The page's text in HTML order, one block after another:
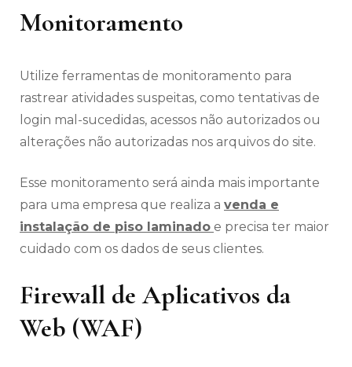
Monitoramento
Utilize ferramentas de monitoramento para
rastrear atividades suspeitas, como tentativas de
login mal-sucedidas, acessos não autorizados ou
alterações não autorizadas nos arquivos do site.
Esse monitoramento será ainda mais importante
para uma empresa que realiza a venda e
instalação de piso laminado e precisa ter maior
cuidado com os dados de seus clientes.
Firewall de Aplicativos da
Web (WAF)